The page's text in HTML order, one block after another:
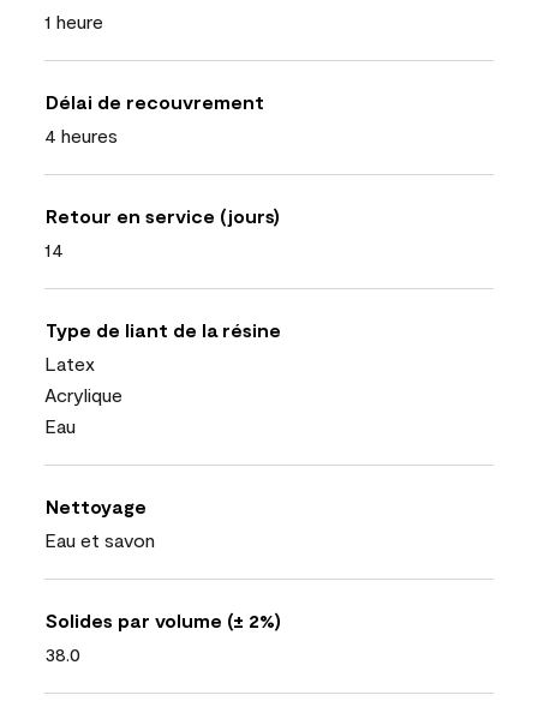
1 heure
Délai de recouvrement
4 heures
Retour en service (jours)
14
Type de liant de la résine
Latex
Acrylique
Eau
Nettoyage
Eau et savon
Solides par volume (± 2%)
38.0